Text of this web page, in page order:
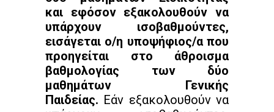
και εφόσον εξακολουθούν να
υπάρχουν ισοβαθμούντες,
εισάγεται ο/η υποψήφιος/α που
προηγείται στο άθροισμα
βαθμολογίας των δύο
μαθημάτων Γενικής
Παιδείας. Εάν εξακολουθούν να